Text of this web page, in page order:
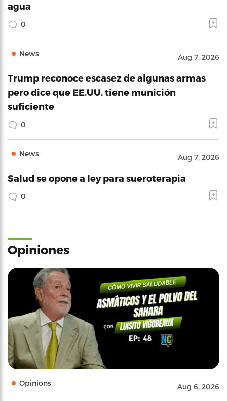
agua
0
News Aug 7, 2026
Trump reconoce escasez de algunas armas
pero dice que EE.UU. tiene munición
suficiente
0
News Aug 7, 2026
Salud se opone a ley para sueroterapia
0
Opiniones
Opinions Aug 6, 2026